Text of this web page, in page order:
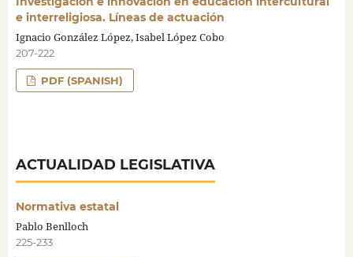
e interreligiosa. Líneas de actuación
Ignacio González López, Isabel López Cobo
207-222
PDF (SPANISH)
ACTUALIDAD LEGISLATIVA
Normativa estatal
Pablo Benlloch
225-233